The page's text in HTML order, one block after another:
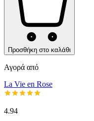
Προσθήκη στο καλάθι
Αγορά από
La Vie en Rose
4.94